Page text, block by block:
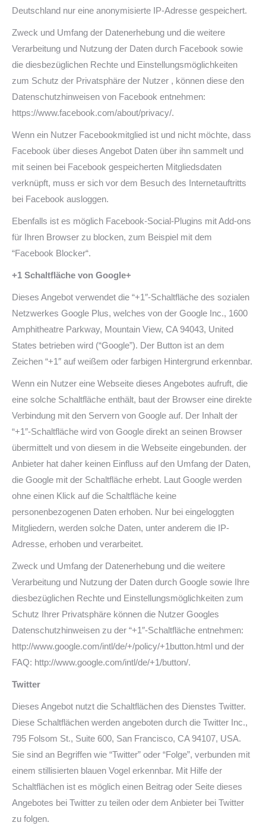
Deutschland nur eine anonymisierte IP-Adresse gespeichert.
Zweck und Umfang der Datenerhebung und die weitere
Verarbeitung und Nutzung der Daten durch Facebook sowie
die diesbezüglichen Rechte und Einstellungsmöglichkeiten
zum Schutz der Privatsphäre der Nutzer , können diese den
Datenschutzhinweisen von Facebook entnehmen:
https://www.facebook.com/about/privacy/.
Wenn ein Nutzer Facebookmitglied ist und nicht möchte, dass
Facebook über dieses Angebot Daten über ihn sammelt und
mit seinen bei Facebook gespeicherten Mitgliedsdaten
verknüpft, muss er sich vor dem Besuch des Internetauftritts
bei Facebook ausloggen.
Ebenfalls ist es möglich Facebook-Social-Plugins mit Add-ons
für Ihren Browser zu blocken, zum Beispiel mit dem
“Facebook Blocker“.
+1 Schaltfläche von Google+
Dieses Angebot verwendet die “+1″-Schaltfläche des sozialen
Netzwerkes Google Plus, welches von der Google Inc., 1600
Amphitheatre Parkway, Mountain View, CA 94043, United
States betrieben wird (“Google”). Der Button ist an dem
Zeichen “+1″ auf weißem oder farbigen Hintergrund erkennbar.
Wenn ein Nutzer eine Webseite dieses Angebotes aufruft, die
eine solche Schaltfläche enthält, baut der Browser eine direkte
Verbindung mit den Servern von Google auf. Der Inhalt der
“+1″-Schaltfläche wird von Google direkt an seinen Browser
übermittelt und von diesem in die Webseite eingebunden. der
Anbieter hat daher keinen Einfluss auf den Umfang der Daten,
die Google mit der Schaltfläche erhebt. Laut Google werden
ohne einen Klick auf die Schaltfläche keine
personenbezogenen Daten erhoben. Nur bei eingeloggten
Mitgliedern, werden solche Daten, unter anderem die IP-
Adresse, erhoben und verarbeitet.
Zweck und Umfang der Datenerhebung und die weitere
Verarbeitung und Nutzung der Daten durch Google sowie Ihre
diesbezüglichen Rechte und Einstellungsmöglichkeiten zum
Schutz Ihrer Privatsphäre können die Nutzer Googles
Datenschutzhinweisen zu der “+1″-Schaltfläche entnehmen:
http://www.google.com/intl/de/+/policy/+1button.html und der
FAQ: http://www.google.com/intl/de/+1/button/.
Twitter
Dieses Angebot nutzt die Schaltflächen des Dienstes Twitter.
Diese Schaltflächen werden angeboten durch die Twitter Inc.,
795 Folsom St., Suite 600, San Francisco, CA 94107, USA.
Sie sind an Begriffen wie “Twitter” oder “Folge”, verbunden mit
einem stillisierten blauen Vogel erkennbar. Mit Hilfe der
Schaltflächen ist es möglich einen Beitrag oder Seite dieses
Angebotes bei Twitter zu teilen oder dem Anbieter bei Twitter
zu folgen.